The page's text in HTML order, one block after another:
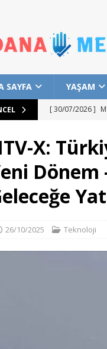
SAYFA YAŞAM
[ 30/07/2026 ]
[ 28/07/2026 ]
ADANAMERSİN
[ 25/07/2026 ]
EĞITIM
[ 01/08/2026 ]
Başlık
X:
Dönem
26/10/2025 Teknoloji